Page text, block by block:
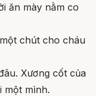
ăn mày nằm co
chút cho cháu
Xương cốt của
một mình.